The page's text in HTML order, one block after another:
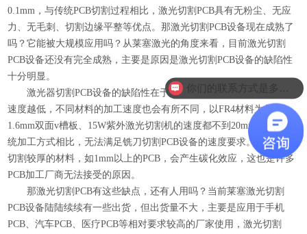
0.1mm，与传统PCB切割过程相比，激光切割PCB具有无粉尘、无应
力、无毛刺、切割边缘平整等优点。那激光切割PCB设备现在成熟了
吗？它能被大规模应用吗？从莱塞激光的角度来看，目前激光切割
PCB设备还没有完全成熟，主要是原因是激光切割PCB设备的缺陷性
十分明显。
激光器切割PCB设备的缺陷性在于切割速度低、材料越厚、切割
速度越低，不同材料的加工速度也会有所不同，以FR4材料为例，
1.6mm双面v槽板、15W紫外激光切割机的速度都不到20mm/s，与传
统加工方式相比，无法满足铣刀切割PCB设备的速度要求。此外，对
切割较厚的材料，如1mm以上的PCB，会产生碳化效应，这也是许多
PCB加工厂商无法接受的原因。
那激光切割PCB有这些缺点，还有人用吗？当前莱塞激光切割
PCB设备陆陆续续有一些出货，但出货量不大，主要是应用于手机
PCB、汽车PCB、医疗PCB等相对要求较高的厂家使用，激光切割
你们的联系方式是多少？